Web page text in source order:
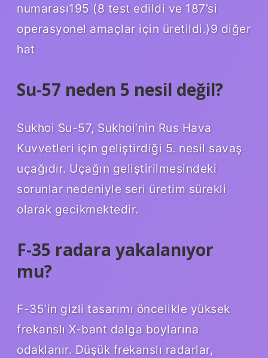
numarası195 (8 test edildi ve 187’si
operasyonel amaçlar için üretildi.)9 diğer
hat
Su-57 neden 5 nesil değil?
Sukhoi Su-57, Sukhoi’nin Rus Hava
Kuvvetleri için geliştirdiği 5. nesil savaş
uçağıdır. Uçağın geliştirilmesindeki
sorunlar nedeniyle seri üretim sürekli
olarak gecikmektedir.
F-35 radara yakalanıyor
mu?
F-35’in gizli tasarımı öncelikle yüksek
frekanslı X-bant dalga boylarına
odaklanır. Düşük frekanslı radarlar,